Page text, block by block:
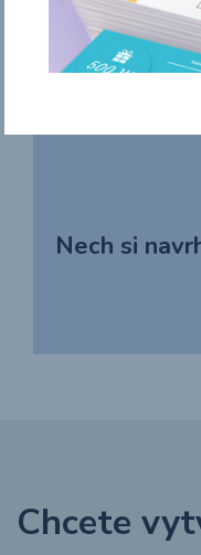
Nech si
Chcete